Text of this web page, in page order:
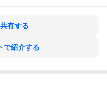
有する
で紹介する